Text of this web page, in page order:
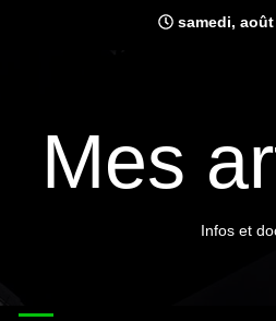
samedi, août
Mes
Infos et